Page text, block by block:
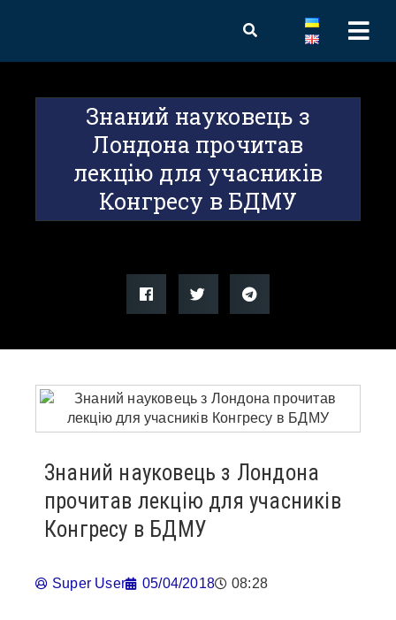
Знаний науковець з
Лондона прочитав
лекцію для учасників
Конгресу в БДМУ
Знаний науковець з Лондона
прочитав лекцію для учасників
Конгресу в БДМУ
Super User 05/04/2018 08:28